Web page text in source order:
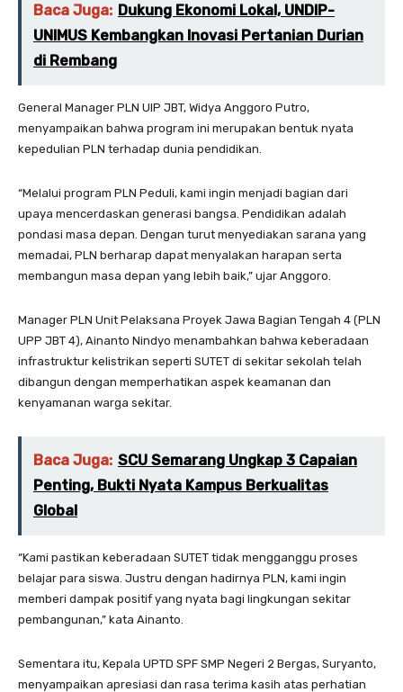
Baca Juga: Dukung Ekonomi Lokal, UNDIP-
UNIMUS Kembangkan Inovasi Pertanian Durian
di Rembang
General Manager PLN UIP JBT, Widya Anggoro Putro,
menyampaikan bahwa program ini merupakan bentuk nyata
kepedulian PLN terhadap dunia pendidikan.
“Melalui program PLN Peduli, kami ingin menjadi bagian dari
upaya mencerdaskan generasi bangsa. Pendidikan adalah
pondasi masa depan. Dengan turut menyediakan sarana yang
memadai, PLN berharap dapat menyalakan harapan serta
membangun masa depan yang lebih baik,” ujar Anggoro.
Manager PLN Unit Pelaksana Proyek Jawa Bagian Tengah 4 (PLN
UPP JBT 4), Ainanto Nindyo menambahkan bahwa keberadaan
infrastruktur kelistrikan seperti SUTET di sekitar sekolah telah
dibangun dengan memperhatikan aspek keamanan dan
kenyamanan warga sekitar.
Baca Juga: SCU Semarang Ungkap 3 Capaian
Penting, Bukti Nyata Kampus Berkualitas
Global
“Kami pastikan keberadaan SUTET tidak mengganggu proses
belajar para siswa. Justru dengan hadirnya PLN, kami ingin
memberi dampak positif yang nyata bagi lingkungan sekitar
pembangunan,” kata Ainanto.
Sementara itu, Kepala UPTD SPF SMP Negeri 2 Bergas, Suryanto,
menyampaikan apresiasi dan rasa terima kasih atas perhatian